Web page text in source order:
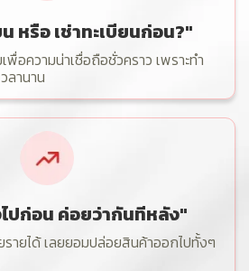
หรือ เช่าทะเบียนก่อน?"
พื่อความน่าเชื่อถือชั่วคราว เพราะทำ
ลานาน
ปก่อน ค่อยว่ากันทีหลัง"
ายได้ เลยยอมปล่อยสินค้าออกไปทั้งๆ